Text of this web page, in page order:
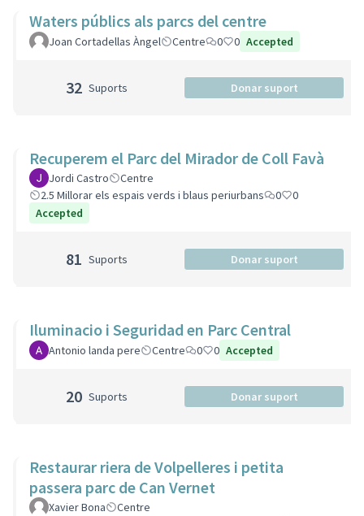
Waters públics als parcs del centre
Joan Cortadellas Àngel Centre 0 0 Accepted
32 Suports Donar suport
Recuperem el Parc del Mirador de Coll Favà
Jordi Castro
Centre
2.5 Millorar els espais verds i blaus periurbans
0
0
Accepted
81 Suports Donar suport
Iluminacio i Seguridad en Parc Central
Antonio landa pere Centre 0 0 Accepted
20 Suports Donar suport
Restaurar riera de Volpelleres i petita
passera parc de Can Vernet
Xavier Bona
Centre